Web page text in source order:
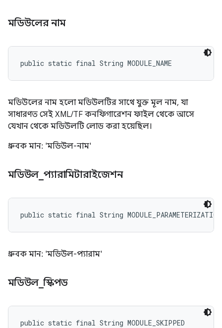
মডিউলের নাম
public static final String MODULE_NAME
মডিউলের নাম হলো মডিউলটির সাথে যুক্ত মূল নাম, যা
সাধারণত সেই XML/TF কনফিগারেশন ফাইল থেকে আসে
যেখান থেকে মডিউলটি লোড করা হয়েছিল।
ধ্রুবক মান: 'মডিউল-নাম'
মডিউল_ প্যারামিটারাইজেশন
public static final String MODULE_PARAMETERIZATION
ধ্রুবক মান: 'মডিউল-প্যারাম'
মডিউল_স্কিপড
public static final String MODULE_SKIPPED